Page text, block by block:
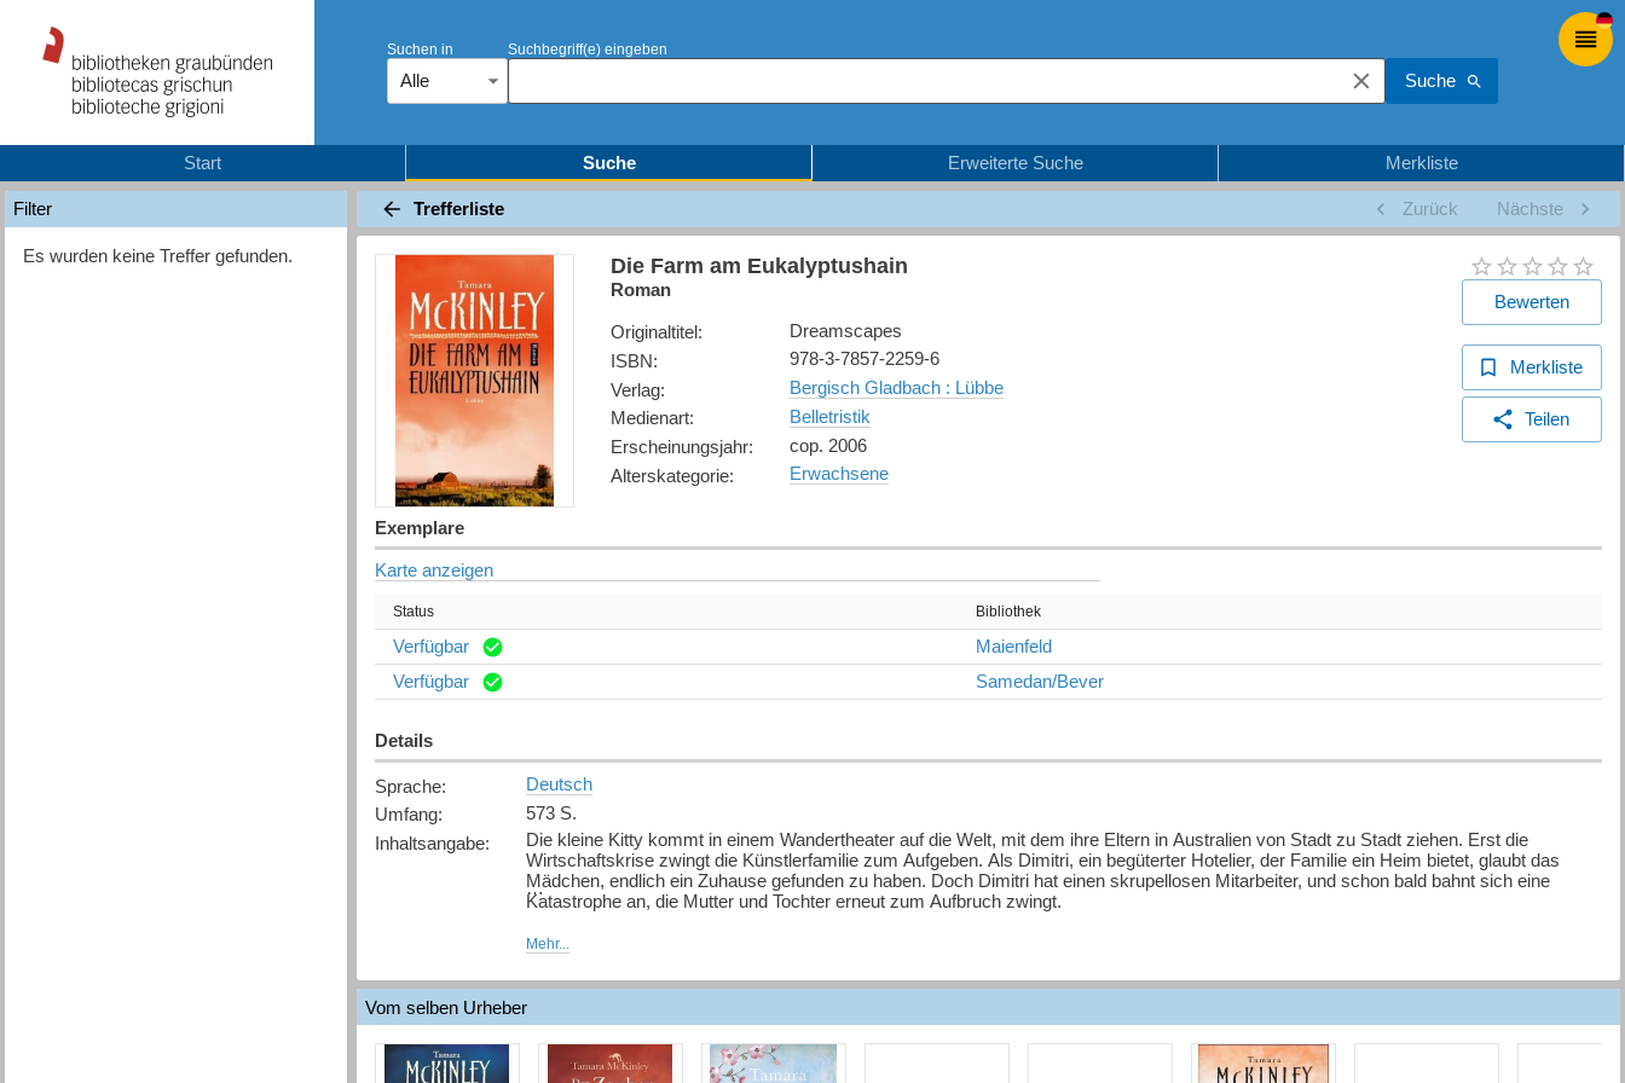
Suchen in
Alle
Suchbegriff(e) eingeben
Suche
Start Suche Erweiterte Suche Merkliste
Filter
Es wurden keine Treffer gefunden.
Trefferliste Zurück Nächste
Die Farm am Eukalyptushain
Roman
Originaltitel:
Dreamscapes
ISBN:
978-3-7857-2259-6
Verlag:
Bergisch Gladbach : Lübbe
Medienart:
Belletristik
Erscheinungsjahr:
cop. 2006
Alterskategorie: Erwachsene
Bewerten
Merkliste
Teilen
Exemplare
Karte anzeigen
Status Bibliothek
Verfügbar
Maienfeld
Verfügbar
Samedan/Bever
Details
Sprache:
Deutsch
Umfang:
573 S.
Inhaltsangabe:
Die kleine Kitty kommt in einem Wandertheater auf die Welt, mit dem ihre Eltern in Australien von Stadt zu Stadt ziehen. Erst die
Wirtschaftskrise zwingt die Künstlerfamilie zum Aufgeben. Als Dimitri, ein begüterter Hotelier, der Familie ein Heim bietet, glaubt das
Mädchen, endlich ein Zuhause gefunden zu haben. Doch Dimitri hat einen skrupellosen Mitarbeiter, und schon bald bahnt sich eine
Katastrophe an, die Mutter und Tochter erneut zum Aufbruch zwingt.
Bis aus Kitty ein gefeierter Bühnenstar wird, muss sie noch viele Schicksalsschläge meistern und mit zäher Energie an ihren Träumen
der stillen Farm am Eukalyptushain Ruhe findet, fasst sie einen mutigen Entschluss, um die Dämonen der Vergangenheit zu bezwingen
...
[Quelle: Buchhaus.ch, bearbeitet mit ChatGPT]
Mehr...
Vom selben Urheber